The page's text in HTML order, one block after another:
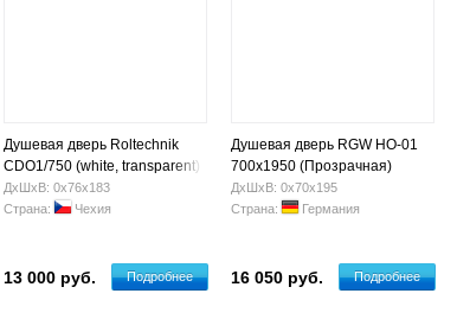
Душевая дверь Roltechnik
CDO1/750 (white, transparent)
ДхШхВ: 0х76х183
Страна:
Чехия
13 000 руб. Подробнее
Душевая дверь RGW HO-01
700x1950 (Прозрачная)
ДхШхВ: 0х70х195
Страна:
Германия
16 050 руб. Подробнее